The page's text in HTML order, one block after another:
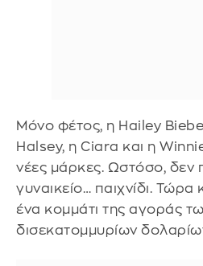
Μόνο φέτος, η Hailey
Halsey, η Ciara και η
νέες μάρκες. Ωστόσο, δεν
γυναικείο… παιχνίδι. Τώρα
ένα κομμάτι της αγοράς
δισεκατομμυρίων